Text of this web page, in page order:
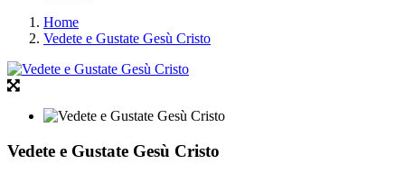
Home
Vedete e Gustate Gesù Cristo
Vedete e Gustate Gesù Cristo